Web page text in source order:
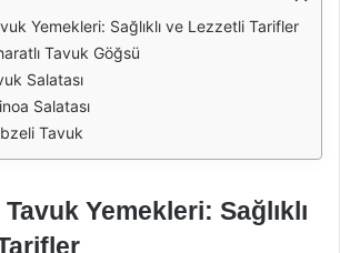
Yemekleri: Sağlıklı ve Lezzetli Tarifler
Tavuk Göğsü
Salatası
Salatası
Tavuk
Yemekleri: Sağlıklı